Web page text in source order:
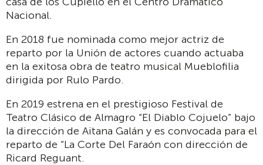
Nacional.
En 2018 fue nominada como mejor actriz de
reparto por la Unión de actores cuando actuaba
en la exitosa obra de teatro musical Mueblofilia
dirigida por Rulo Pardo.
En 2019 estrena en el prestigioso Festival de
Teatro Clásico de Almagro “El Diablo Cojuelo” bajo
la dirección de Aitana Galán y es convocada para el
reparto de “La Corte Del Faraón con dirección de
Ricard Reguant.